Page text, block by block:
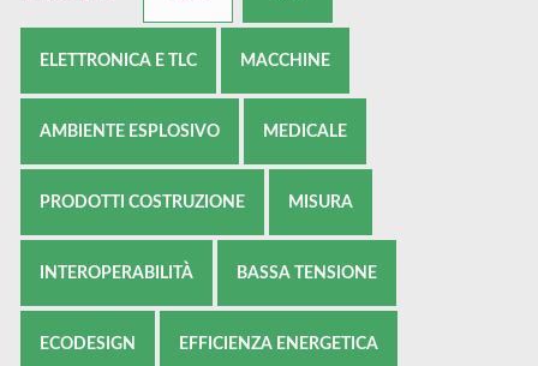
ELETTRONICA E TLC MACCHINE
AMBIENTE ESPLOSIVO MEDICALE
PRODOTTI COSTRUZIONE MISURA
INTEROPERABILITÀ BASSA TENSIONE
ECODESIGN EFFICIENZA ENERGETICA